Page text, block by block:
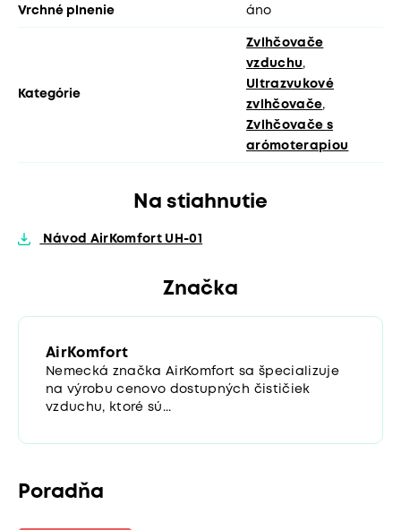
Vrchné plnenie áno
Kategórie
Zvlhčovače
vzduchu,
Ultrazvukové
zvlhčovače,
Zvlhčovače s
arómoterapiou
Na stiahnutie
Návod AirKomfort UH-01
Značka
AirKomfort
Nemecká značka AirKomfort sa špecializuje
na výrobu cenovo dostupných čističiek
vzduchu, ktoré sú...
Poradňa